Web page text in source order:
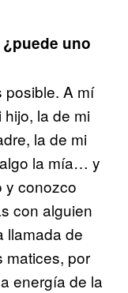
uno
posible. A mí
la de mi
la de mi
la mía… y
y conozco
con alguien
llamada de
matices, por
energía de la